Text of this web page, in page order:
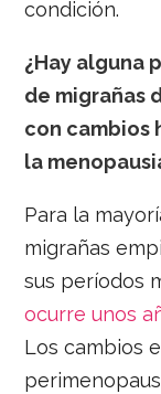
condición.
¿Hay alguna
de migrañas
con cambios
la
Para la
migrañas
sus períodos
ocurre unos
Los cambios